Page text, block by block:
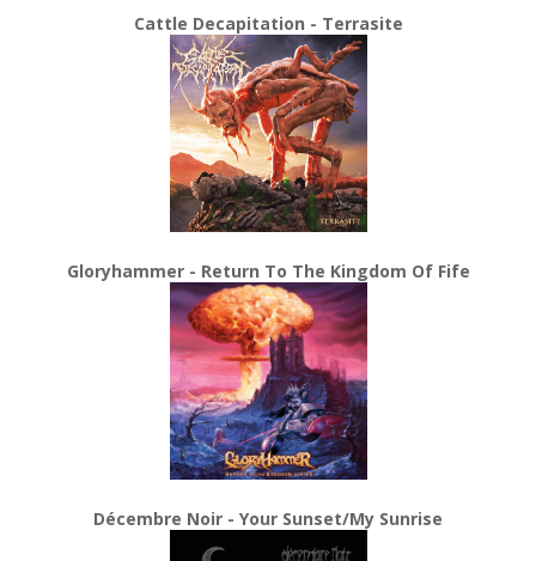
Cattle Decapitation - Terrasite
Gloryhammer - Return To The Kingdom Of Fife
Décembre Noir - Your Sunset/My Sunrise